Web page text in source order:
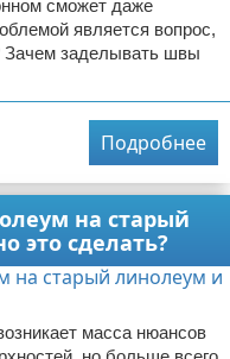
сможет даже
является вопрос,
Зачем заделывать швы
Подробнее
на старый
это сделать?
масса нюансов